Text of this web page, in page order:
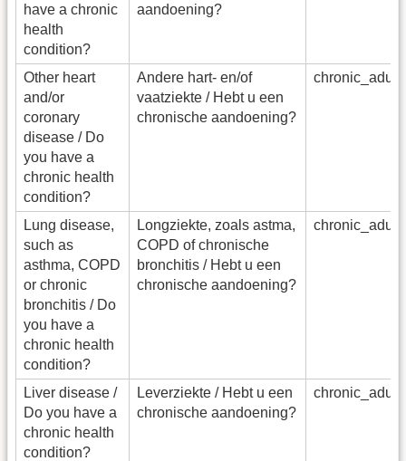
have a chronic
health
condition?
aandoening?
Other heart
and/or
coronary
disease / Do
you have a
chronic health
condition?
Andere hart- en/of
vaatziekte / Hebt u een
chronische aandoening?
Lung disease,
such as
asthma, COPD
or chronic
bronchitis / Do
you have a
chronic health
condition?
Longziekte, zoals astma,
COPD of chronische
bronchitis / Hebt u een
chronische aandoening?
Liver disease /
Do you have a
chronic health
condition?
Leverziekte / Hebt u een
chronische aandoening?